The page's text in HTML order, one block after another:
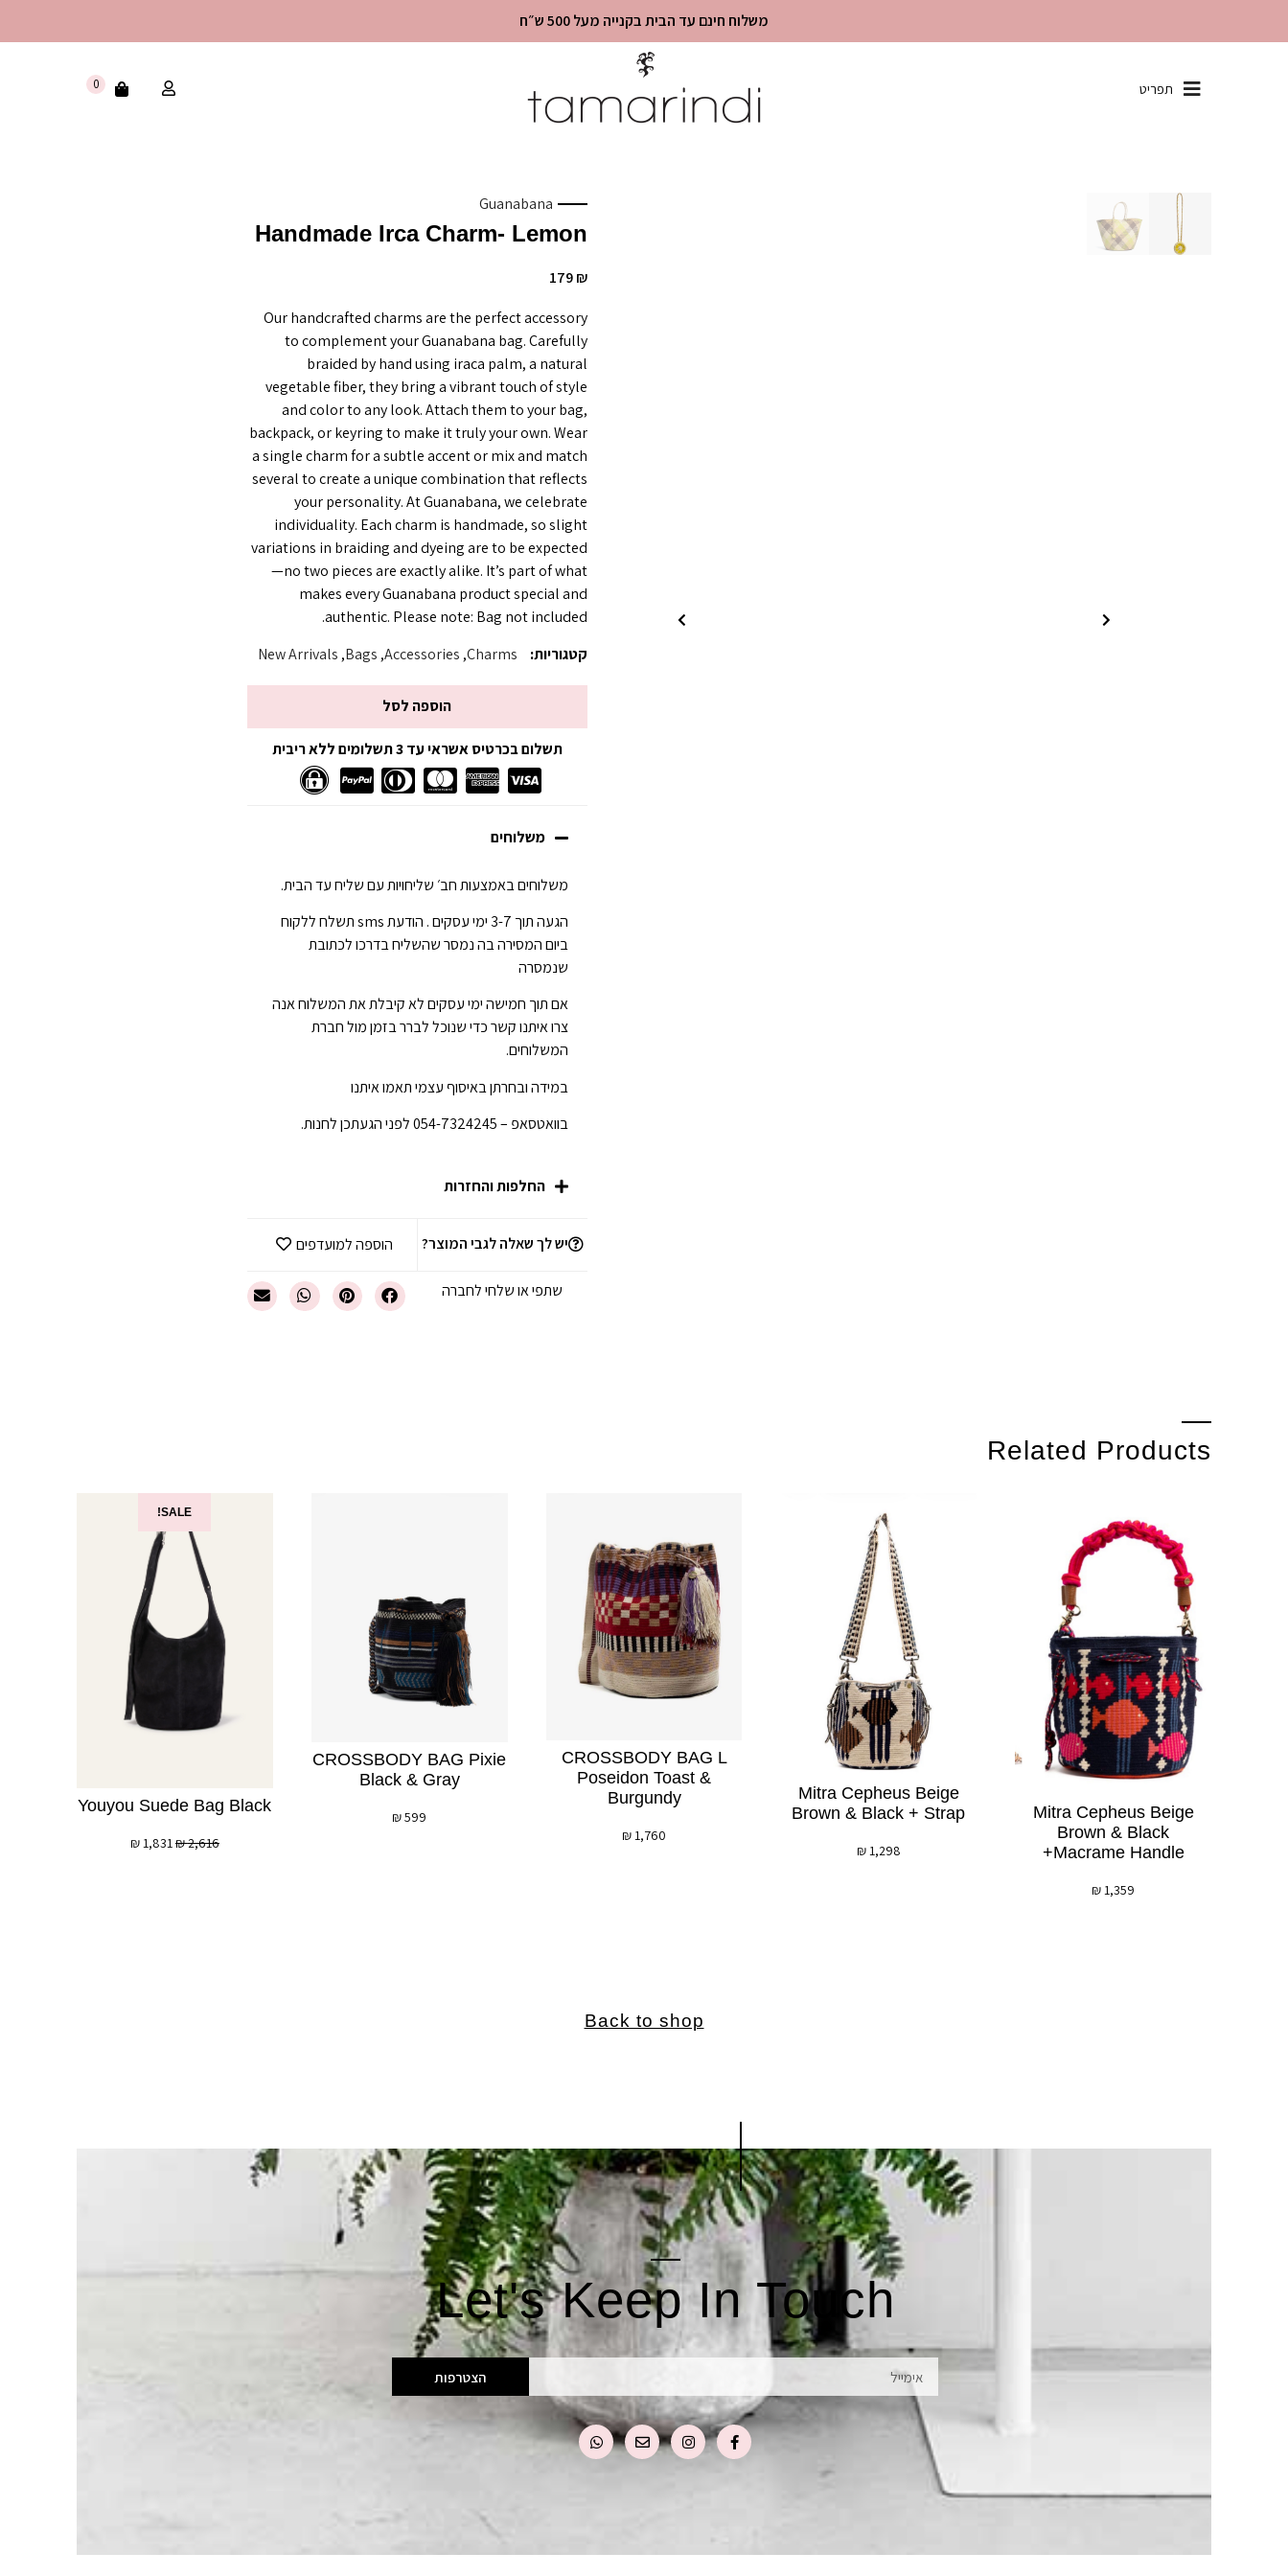
משלוח חינם עד הבית בקנייה מעל 500 ש״ח
תפריט 0
Guanabana
Handmade Irca Charm- Lemon
179₪
Our handcrafted charms are the perfect accessory
to complement your Guanabana bag. Carefully
braided by hand using iraca palm, a natural
vegetable fiber, they bring a vibrant touch of style
and color to any look. Attach them to your bag,
backpack, or keyring to make it truly your own. Wear
a single charm for a subtle accent or mix and match
several to create a unique combination that reflects
your personality. At Guanabana, we celebrate
individuality. Each charm is handmade, so slight
variations in braiding and dyeing are to be expected
—no two pieces are exactly alike. It’s part of what
makes every Guanabana product special and
authentic. Please note: Bag not included.
קטגוריות:
Charms
,
Accessories
,
Bags
,
New Arrivals
הוספה לסל
תשלום בכרטיס אשראי עד 3 תשלומים ללא ריבית
משלוחים
משלוחים באמצעות חב׳ שליחויות עם שליח עד הבית.
הגעה תוך 3-7 ימי עסקים . הודעת sms תשלח ללקוח
ביום המסירה בה נמסר שהשליח בדרכו לכתובת
שנמסרה
אם תוך חמישה ימי עסקים לא קיבלת את המשלוח אנה
צרו איתנו קשר כדי שנוכל לברר בזמן מול חברת
המשלוחים.
במידה ובחרתן באיסוף עצמי תאמו איתנו
בוואטסאפ – 054-7324245 לפני הגעתכן לחנות.
החלפות והחזרות
יש לך שאלה לגבי המוצר? הוספה למועדפים
שתפי או שלחי לחברה
Related Products
Mitra Cepheus Beige
Brown & Black
+macrame Handle
1,359
₪
Mitra Cepheus Beige
Brown & Black + Strap
1,298
₪
CROSSBODY BAG L
Poseidon Toast &
Burgundy
1,760
₪
CROSSBODY BAG Pixie
Black & Gray
599
₪
SALE!
Youyou Suede Bag Black
2,616
₪
1,831
₪
Back to shop
Let's Keep In Touch
אימייל
הצטרפות